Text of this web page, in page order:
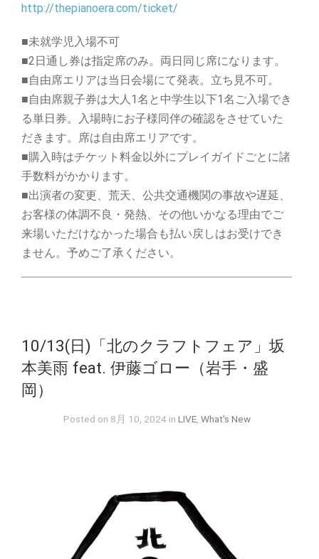
http://thepianoera.com/ticket/
■未就学児入場不可
■2日通し券は指定席のみ。両日同じ席になります。
■自由席エリアは当日会場にて発表。立ち見不可。
■自由席親子券は大人1名と中学生以下1名ご入場でき
る単日券。入場時にお子様同伴の確認をさせていた
だきます。席は自由席エリアです。
■購入時はチケット料金以外にプレイガイドごとに諸
手数料がかかります。
■出演者の変更、荒天、公共交通機関の事故や遅延、
お客様の体調不良・発熱、その他いかなる理由でご
来場いただけなかった場合も払い戻しはお受けでき
ません。予めご了承ください。
10/13(日)「北のクラフトフェア」坂
本美雨 feat. 伊藤ゴロー（岩手・盛
岡）
Posted on 8月 10, 2024 in LIVE, What's New